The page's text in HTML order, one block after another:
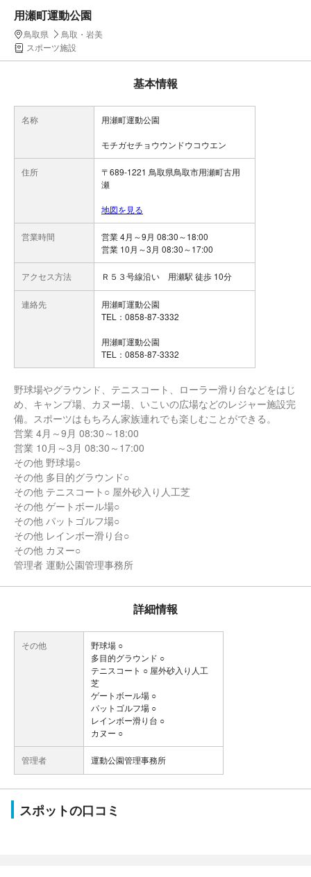
用瀬町運動公園
鳥取県
鳥取・岩美
スポーツ施設
基本情報
名称 用瀬町運動公園
モチガセチョウウンドウコウエン
住所
〒689-1221 鳥取県鳥取市用瀬町古用
瀬
地図を見る
営業時間
営業 4月～9月 08:30～18:00
営業 10月～3月 08:30～17:00
アクセス方法 Ｒ５３号線沿い 用瀬駅 徒歩 10分
連絡先
用瀬町運動公園
TEL：0858-87-3332
用瀬町運動公園
TEL：0858-87-3332
野球場やグラウンド、テニスコート、ローラー滑り台などをはじ
め、キャンプ場、カヌー場、いこいの広場などのレジャー施設完
備。スポーツはもちろん家族連れでも楽しむことができる。
営業 4月～9月 08:30～18:00
営業 10月～3月 08:30～17:00
その他 野球場○
その他 多目的グラウンド○
その他 テニスコート○ 屋外砂入り人工芝
その他 ゲートボール場○
その他 パットゴルフ場○
その他 レインボー滑り台○
その他 カヌー○
管理者 運動公園管理事務所
詳細情報
その他
野球場 ○
多目的グラウンド ○
テニスコート ○ 屋外砂入り人工
芝
ゲートボール場 ○
パットゴルフ場 ○
レインボー滑り台 ○
カヌー ○
管理者 運動公園管理事務所
スポットの口コミ